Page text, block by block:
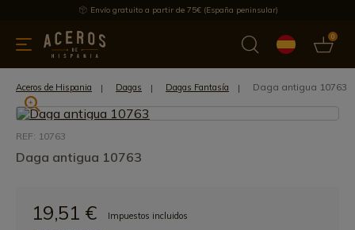
Envío gratuito a partir de 75€ (España peninsular)
0
menaje Ofertas Ultimas novedades Los más vendidos
Aceros de Hispania Dagas Dagas Fantasía Daga antigua 10763
REF: 10763
Daga antigua 10763
19,51 €
Impuestos incluidos